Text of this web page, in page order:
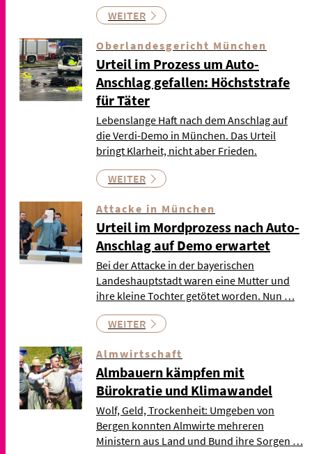
WEITER
Oberlandesgericht München
Urteil im Prozess um Auto-
Anschlag gefallen: Höchststrafe
für Täter
Lebenslange Haft nach dem Anschlag auf
die Verdi-Demo in München. Das Urteil
bringt Klarheit, nicht aber Frieden.
WEITER
Attacke in München
Urteil im Mordprozess nach Auto-
Anschlag auf Demo erwartet
Bei der Attacke in der bayerischen
Landeshauptstadt waren eine Mutter und
ihre kleine Tochter getötet worden. Nun …
WEITER
Almwirtschaft
Almbauern kämpfen mit
Bürokratie und Klimawandel
Wolf, Geld, Trockenheit: Umgeben von
Bergen konnten Almwirte mehreren
Ministern aus Land und Bund ihre Sorgen …